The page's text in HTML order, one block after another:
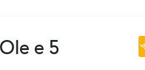
Ole e 5